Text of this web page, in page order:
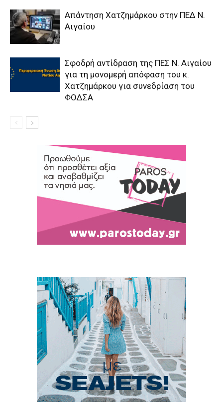
Απάντηση Χατζημάρκου στην ΠΕΔ Ν.
Αιγαίου
Σφοδρή αντίδραση της ΠΕΣ Ν. Αιγαίου
για τη μονομερή απόφαση του κ.
Χατζημάρκου για συνεδρίαση του
ΦΟΔΣΑ